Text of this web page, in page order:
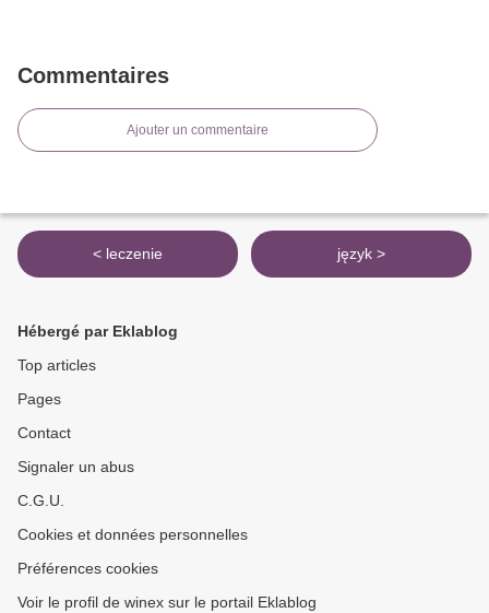
Commentaires
Ajouter un commentaire
< leczenie język >
Hébergé par Eklablog
Top articles
Pages
Contact
Signaler un abus
C.G.U.
Cookies et données personnelles
Préférences cookies
Voir le profil de winex sur le portail Eklablog